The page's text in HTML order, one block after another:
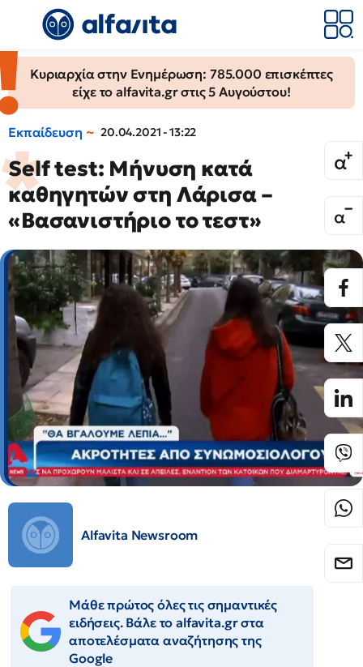
Κυριαρχία στην Ενημέρωση: 785.000 επισκέπτες
είχε το alfavita.gr στις 5 Αυγούστου!
Εκπαίδευση 20.04.2021 - 13:22
Self test: Μήνυση κατά
καθηγητών στη Λάρισα –
«Βασανιστήριο το τεστ»
Alfavita Newsroom
Μάθε πρώτος όλες τις σημαντικές
ειδήσεις. Βάλε το alfavita.gr στα
αποτελέσματα αναζήτησης της
Google